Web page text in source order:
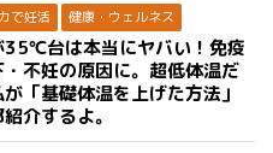
で妊活 健康・ウェルネス
35℃台は本当にヤバい！免疫
・不妊の原因に。超低体温だ
が「基礎体温を上げた方法」
介するよ。